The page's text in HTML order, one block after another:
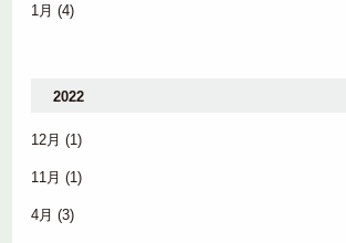
1月 (4)
2022
12月 (1)
11月 (1)
4月 (3)